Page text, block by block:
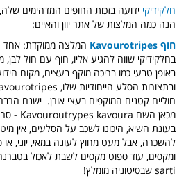
חלקידיקי ידועה בזכות החופים המדהימים
הנה כמה המלצות של אתר יוון והאיים:
חוף Kavourotripes
המלצה ממוקדת: אחד
בחלקידיקי שווה להגיע אליו, חוף עם חול לבן,
באופן טבעי כמו בריכה מוקף בעצים, מקום ה
חוליים קטנים המוקפים בעצי אורן. ​​ ישנם
מכאן השם Kavouroutrypes kavoura - סרטן.
בעונת השיא, היכונו לשכב על הסלעים, אין
להשכרה, אבל מעט מחוץ לעונה במאי, יוני,
ומקסים, עוד ספוט מקסים לשבת לאכול
sarti שבסיטוניה מומלץ!